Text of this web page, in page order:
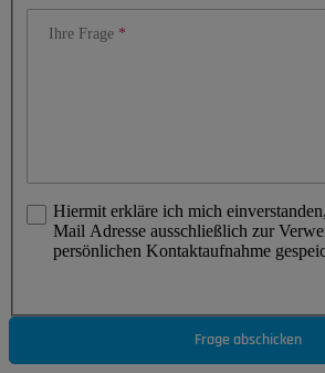
Ihre Frage
Hiermit erkläre ich mich
Mail Adresse ausschließlich zur
persönlichen Kontaktaufnahme
Frage abschicken